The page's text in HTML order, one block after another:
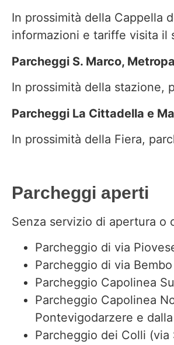
In prossimità della Cappella
informazioni e tariffe visita il
Parcheggi S. Marco,
In prossimità della stazione,
Parcheggi La Cittadella e
In prossimità della Fiera,
Parcheggi aperti
Senza servizio di apertura o
Parcheggio di via
Parcheggio di via
Parcheggio Capolinea
Parcheggio Capolinea
Pontevigodarzere e
Parcheggio dei Colli (via